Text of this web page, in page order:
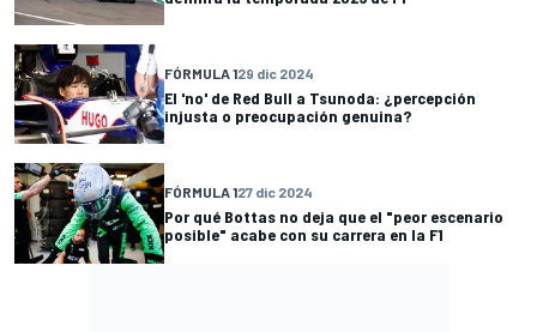
FÓRMULA 129 dic 2024
El 'no' de Red Bull a Tsunoda: ¿percepción
injusta o preocupación genuina?
FÓRMULA 127 dic 2024
Por qué Bottas no deja que el "peor escenario
posible" acabe con su carrera en la F1